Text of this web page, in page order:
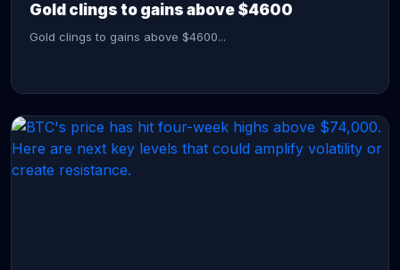
Gold clings to gains above $4600
Gold clings to gains above $4600...